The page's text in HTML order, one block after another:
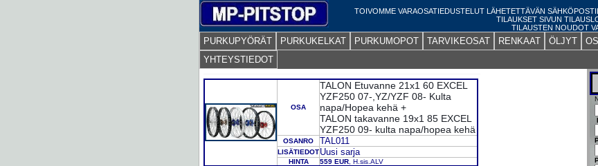
TOIVOMME VARAOSATIEDUSTELUT LÄHETETTÄVÄN
TILAUKSET SIVUN
TILAUSTEN NOUDOT
PURKUPYÖRÄT PURKUKELKAT PURKUMOPOT TARVIKEOSAT RENKAAT ÖLJYT
YHTEYSTIEDOT
OSA
TALON Etuvanne 21x1 60 EXCEL
YZF250 07-,YZ/YZF 08- Kulta
napa/Hopea kehä +
TALON takavanne 19x1 85 EXCEL
YZF250 09- kulta napa/hopea kehä
OSANRO TAL011
LISÄTIEDOTUusi sarja
HINTA 559 EUR , H.sis.ALV